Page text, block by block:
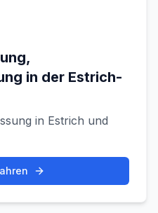
in der Estrich-
in Estrich und